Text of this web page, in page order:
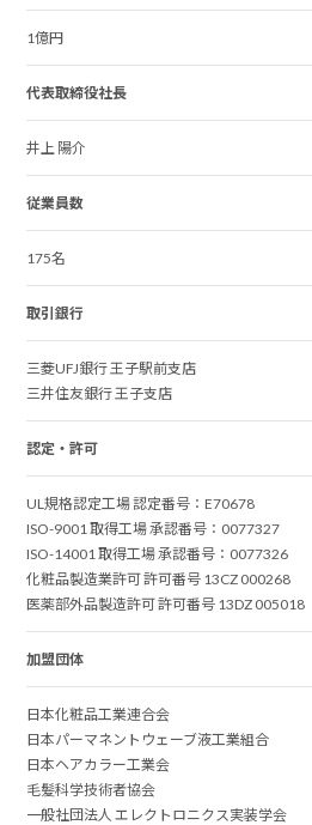
1億円
代表取締役社長
井上 陽介
従業員数
175名
取引銀行
三菱UFJ銀行 王子駅前支店
三井住友銀行 王子支店
認定・許可
UL規格認定工場 認定番号：E70678
ISO-9001 取得工場 承認番号：0077327
ISO-14001 取得工場 承認番号：0077326
化粧品製造業許可 許可番号 13CZ 000268
医薬部外品製造許可 許可番号 13DZ 005018
加盟団体
日本化粧品工業連合会
日本パーマネントウェーブ液工業組合
日本ヘアカラー工業会
毛髪科学技術者協会
一般社団法人 エレクトロニクス実装学会